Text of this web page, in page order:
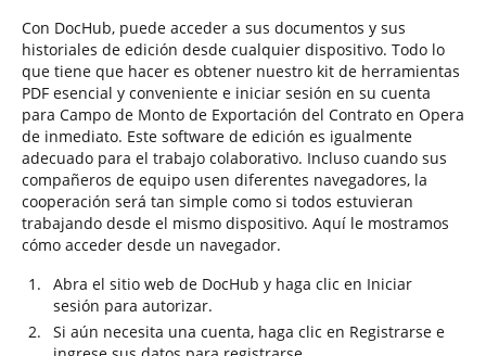
Con DocHub, puede acceder a sus documentos y sus
historiales de edición desde cualquier dispositivo. Todo lo
que tiene que hacer es obtener nuestro kit de herramientas
PDF esencial y conveniente e iniciar sesión en su cuenta
para Campo de Monto de Exportación del Contrato en Opera
de inmediato. Este software de edición es igualmente
adecuado para el trabajo colaborativo. Incluso cuando sus
compañeros de equipo usen diferentes navegadores, la
cooperación será tan simple como si todos estuvieran
trabajando desde el mismo dispositivo. Aquí le mostramos
cómo acceder desde un navegador.
Abra el sitio web de DocHub y haga clic en Iniciar
sesión para autorizar.
Si aún necesita una cuenta, haga clic en Registrarse e